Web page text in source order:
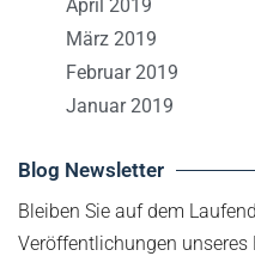
April 2019
März 2019
Februar 2019
Januar 2019
Blog Newsletter
Bleiben Sie auf dem
Veröffentlichungen unseres